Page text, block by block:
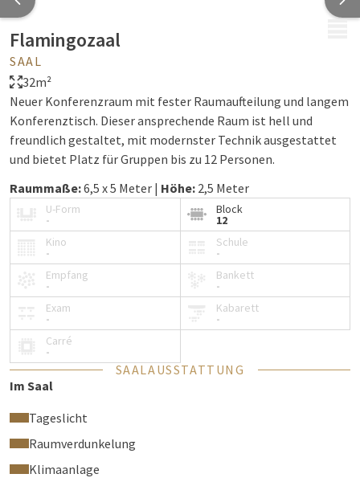
Flamingozaal
SAAL
32m²
Neuer Konferenzraum mit fester Raumaufteilung und langem
Konferenztisch. Dieser ansprechende Raum ist hell und
freundlich gestaltet, mit modernster Technik ausgestattet
und bietet Platz für Gruppen bis zu 12 Personen.
Raummaße:6,5 x 5 Meter | Höhe: 2,5 Meter
U-Form
-
Block
12
Kino
-
Schule
-
Empfang
-
Bankett
-
Exam
-
Kabarett
-
Carré
-
SAALAUSSTATTUNG
Im Saal
Tageslicht
Raumverdunkelung
Klimaanlage